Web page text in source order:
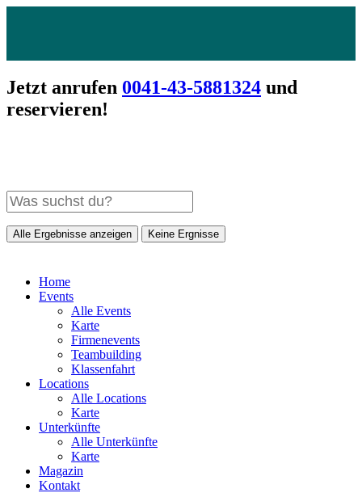
Jetzt anrufen 0041-43-5881324 und
reservieren!
Alle Ergebnisse anzeigen Keine Ergnisse
Home
Events
Alle Events
Karte
Firmenevents
Teambuilding
Klassenfahrt
Locations
Alle Locations
Karte
Unterkünfte
Alle Unterkünfte
Karte
Magazin
Kontakt